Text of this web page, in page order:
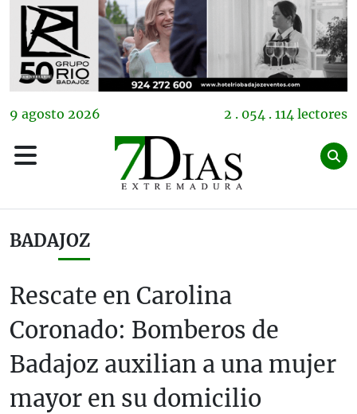
9 agosto 2026 2 . 054 . 114 lectores
BADAJOZ
Rescate en Carolina
Coronado: Bomberos de
Badajoz auxilian a una mujer
mayor en su domicilio